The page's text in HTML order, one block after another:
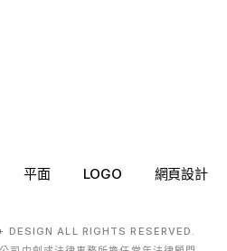
平面 LOGO 網頁設計
ALL RIGHTS RESERVED.